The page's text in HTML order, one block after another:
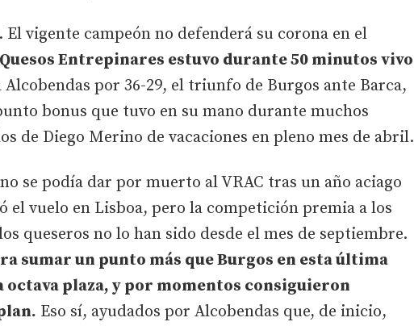
vigente campeón no defenderá su corona en el
Quesos Entrepinares estuvo durante 50 minutos vivo
Alcobendas por 36-29, el triunfo de Burgos ante Barca,
bonus que tuvo en su mano durante muchos
de Diego Merino de vacaciones en pleno mes de abril.
se podía dar por muerto al VRAC tras un año aciago
el vuelo en Lisboa, pero la competición premia a los
queseros no lo han sido desde el mes de septiembre.
sumar un punto más que Burgos en esta última
plaza, y por momentos consiguieron
Eso sí, ayudados por Alcobendas que, de inicio,